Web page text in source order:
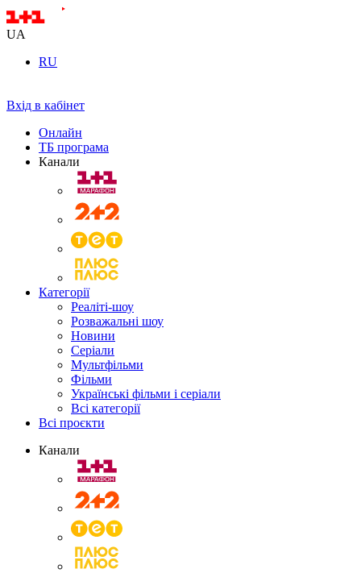
UA
RU
Вхід в кабінет
Онлайн
ТБ програма
Канали
Категорії
Реаліті-шоу
Розважальні шоу
Новини
Серіали
Мультфільми
Фільми
Українські фільми і серіали
Всі категорії
Всі проєкти
Канали